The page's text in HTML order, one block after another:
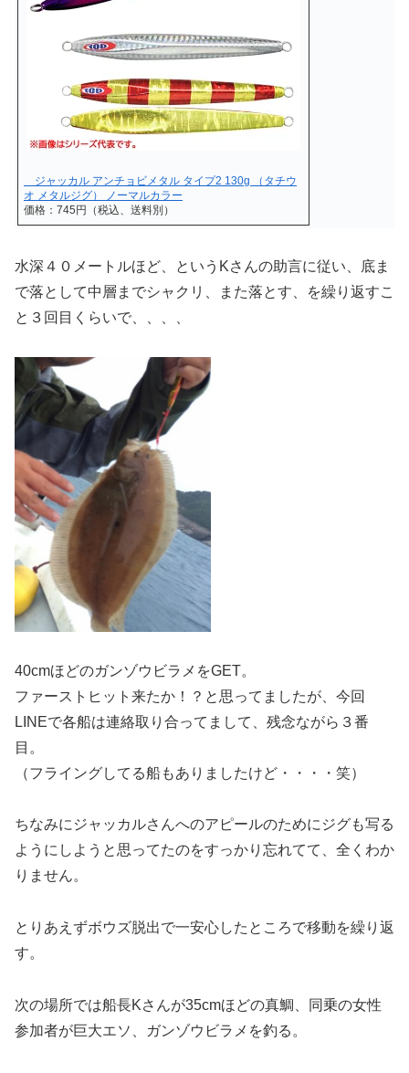
ジャッカル アンチョビメタル タイプ2 130g （タチウ
オ メタルジグ） ノーマルカラー
価格：745円（税込、送料別）
水深４０メートルほど、というKさんの助言に従い、底ま
で落として中層までシャクリ、また落とす、を繰り返すこ
と３回目くらいで、、、、
40cmほどのガンゾウビラメをGET。
ファーストヒット来たか！？と思ってましたが、今回
LINEで各船は連絡取り合ってまして、残念ながら３番
目。
（フライングしてる船もありましたけど・・・・笑）
ちなみにジャッカルさんへのアピールのためにジグも写る
ようにしようと思ってたのをすっかり忘れてて、全くわか
りません。
とりあえずボウズ脱出で一安心したところで移動を繰り返
す。
次の場所では船長Kさんが35cmほどの真鯛、同乗の女性
参加者が巨大エソ、ガンゾウビラメを釣る。